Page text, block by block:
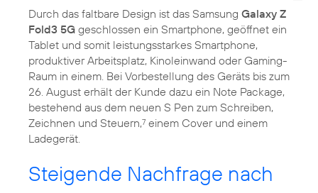
Durch das faltbare Design ist das Samsung Galaxy Z
Fold3 5G geschlossen ein Smartphone, geöffnet ein
Tablet und somit leistungsstarkes Smartphone,
produktiver Arbeitsplatz, Kinoleinwand oder Gaming-
Raum in einem. Bei Vorbestellung des Geräts bis zum
26. August erhält der Kunde dazu ein Note Package,
bestehend aus dem neuen S Pen zum Schreiben,
Zeichnen und Steuern,7 einem Cover und einem
Ladegerät.
Steigende Nachfrage nach